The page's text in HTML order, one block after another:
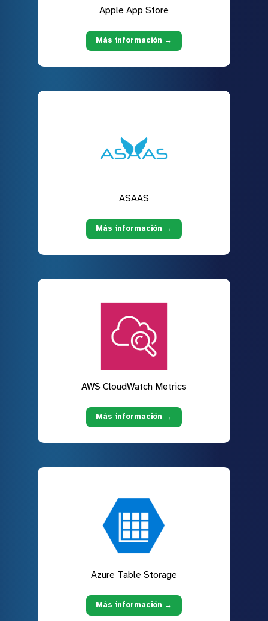
Apple App Store
Más información →
ASAAS
Más información →
AWS CloudWatch Metrics
Más información →
Azure Table Storage
Más información →